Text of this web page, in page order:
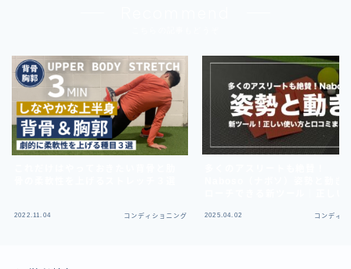
2022.11.04 コンディショニング 2025.04.02 コンディシ